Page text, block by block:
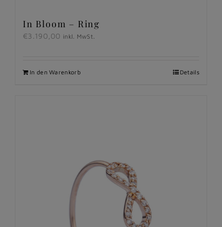
In Bloom – Ring
€3.190,00 inkl. MwSt.
In den Warenkorb Details